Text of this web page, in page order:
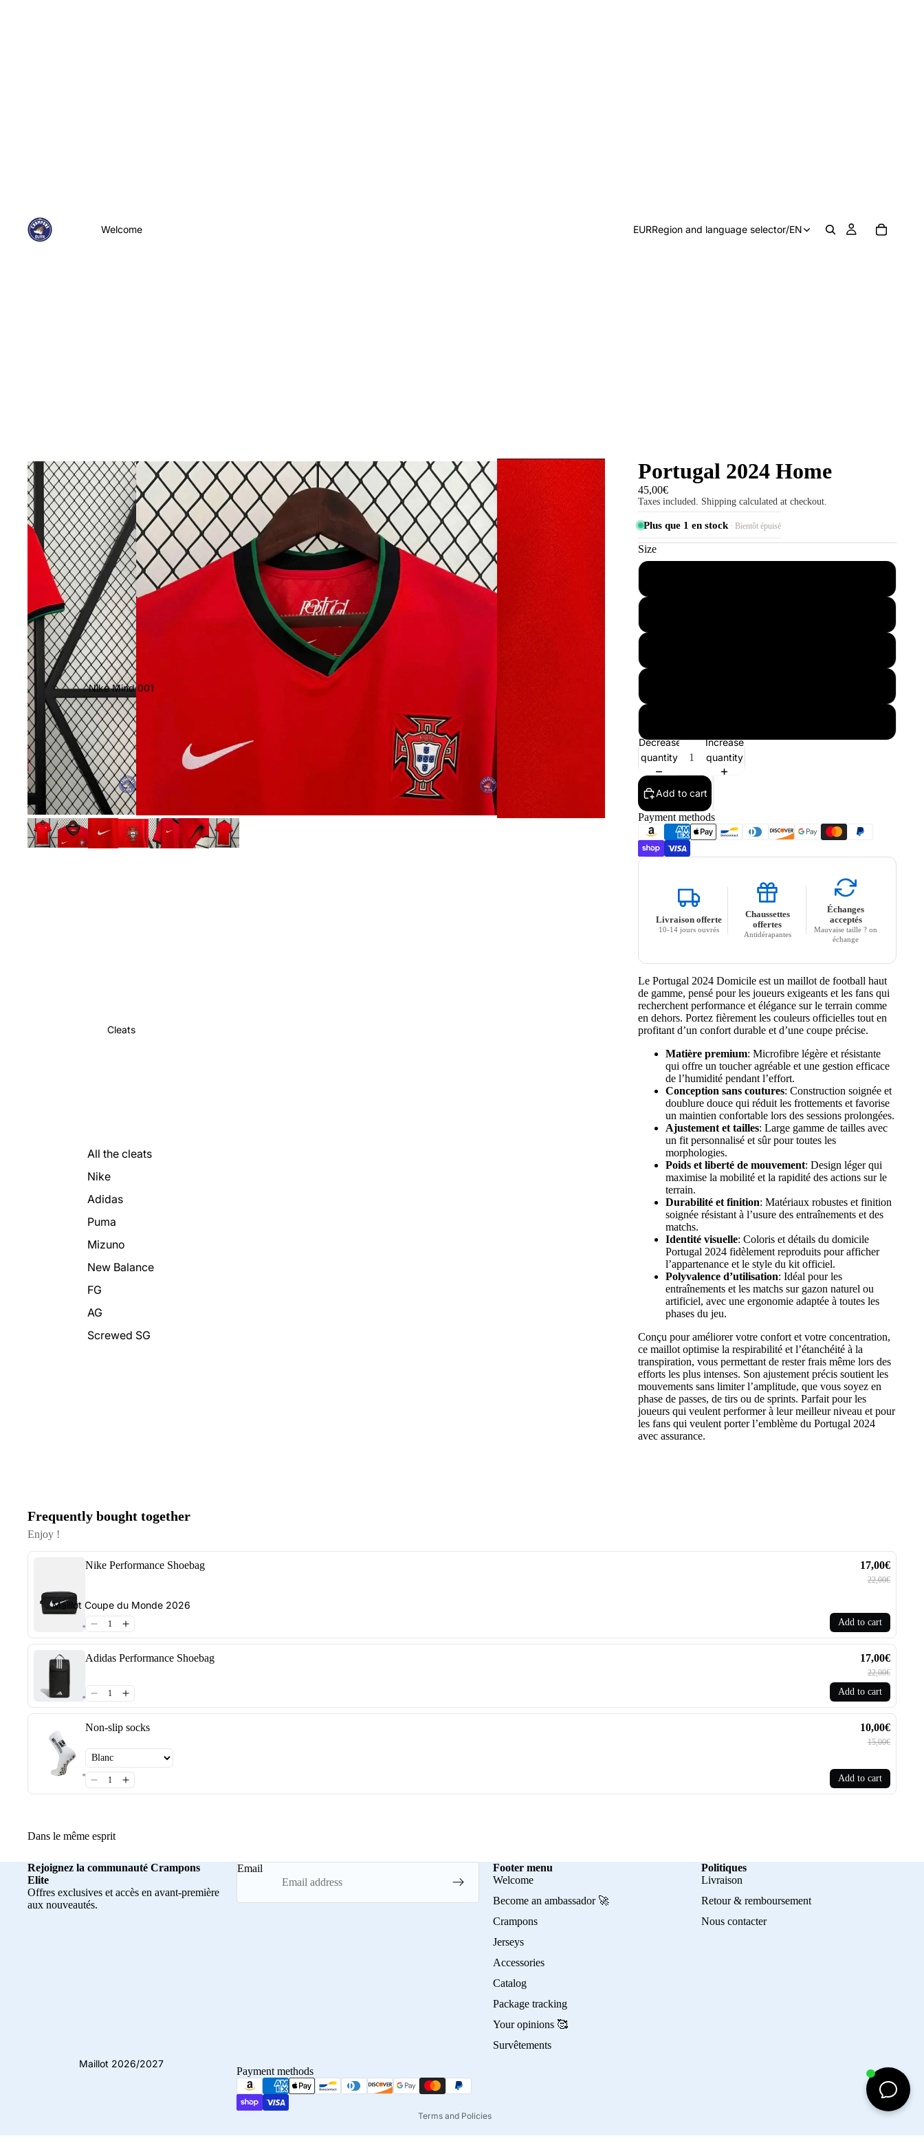
Welcome
Nike Mind 001
Cleats
All the cleats
Nike
Adidas
Puma
Mizuno
New Balance
FG
AG
Screwed SG
Maillot Coupe du Monde 2026
Maillot 2026/2027
EURRegion and language selector/EN
Portugal 2024 Home
45,00€
Taxes included. Shipping calculated at checkout.
Plus que 1 en stock· Bientôt épuisé
Size
Decrease
quantity
Increase
quantity
Add to cart
Payment methods
Livraison offerte
10-14 jours ouvrés
Chaussettes
offertes
Antidérapantes
Échanges
acceptés
Mauvaise taille ? on
échange
Le Portugal 2024 Domicile est un maillot de football haut
de gamme, pensé pour les joueurs exigeants et les fans qui
recherchent performance et élégance sur le terrain comme
en dehors. Portez fièrement les couleurs officielles tout en
profitant d’un confort durable et d’une coupe précise.
Matière premium: Microfibre légère et résistante
qui offre un toucher agréable et une gestion efficace
de l’humidité pendant l’effort.
Conception sans coutures: Construction soignée et
doublure douce qui réduit les frottements et favorise
un maintien confortable lors des sessions prolongées.
Ajustement et tailles: Large gamme de tailles avec
un fit personnalisé et sûr pour toutes les
morphologies.
Poids et liberté de mouvement: Design léger qui
maximise la mobilité et la rapidité des actions sur le
terrain.
Durabilité et finition: Matériaux robustes et finition
soignée résistant à l’usure des entraînements et des
matchs.
Identité visuelle: Coloris et détails du domicile
Portugal 2024 fidèlement reproduits pour afficher
l’appartenance et le style du kit officiel.
Polyvalence d’utilisation: Idéal pour les
entraînements et les matchs sur gazon naturel ou
artificiel, avec une ergonomie adaptée à toutes les
phases du jeu.
Conçu pour améliorer votre confort et votre concentration,
ce maillot optimise la respirabilité et l’étanchéité à la
transpiration, vous permettant de rester frais même lors des
efforts les plus intenses. Son ajustement précis soutient les
mouvements sans limiter l’amplitude, que vous soyez en
phase de passes, de tirs ou de sprints. Parfait pour les
joueurs qui veulent performer à leur meilleur niveau et pour
les fans qui veulent porter l’emblème du Portugal 2024
avec assurance.
Frequently bought together
Enjoy !
Nike Performance Shoebag 17,00€
22,00€
Add to cart
Adidas Performance Shoebag 17,00€
22,00€
Add to cart
Non-slip socks 10,00€
15,00€
Add to cart
Dans le même esprit
Rejoignez la communauté Crampons
Elite
Offres exclusives et accès en avant-première
aux nouveautés.
Email
Footer menu
Welcome
Become an ambassador 🚀
Crampons
Jerseys
Accessories
Catalog
Package tracking
Your opinions 🥰
Survêtements
Politiques
Livraison
Retour & remboursement
Nous contacter
Payment methods
Terms and Policies
Legal notice